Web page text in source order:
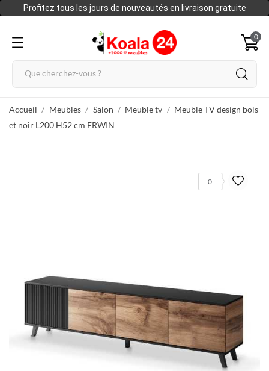
Profitez tous les jours de nouveautés en livraison gratuite
0
Accueil Meubles Salon Meuble tv
Meuble TV design bois
et noir L200 H52 cm ERWIN
0